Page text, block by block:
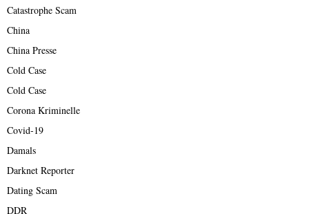
Catastrophe Scam
China
China Presse
Cold Case
Cold Case
Corona Kriminelle
Covid-19
Damals
Darknet Reporter
Dating Scam
DDR